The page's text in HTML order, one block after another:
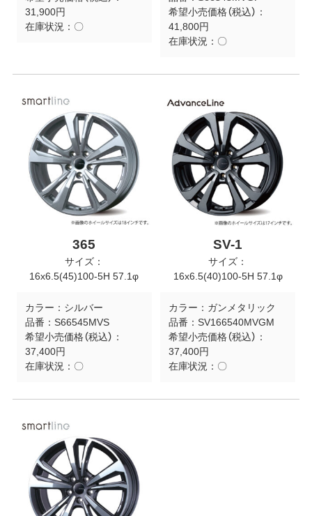
31,900円
在庫状況： 〇
希望小売価格（税込）：
41,800円
在庫状況： 〇
365
サイズ：
16x6.5(45)100-5H 57.1φ
カラー： シルバー
品番： S66545MVS
希望小売価格（税込）：
37,400円
在庫状況： 〇
SV-1
サイズ：
16x6.5(40)100-5H 57.1φ
カラー： ガンメタリック
品番： SV166540MVGM
希望小売価格（税込）：
37,400円
在庫状況： 〇